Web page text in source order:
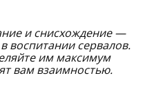
и снисхождение —
воспитании сервалов.
им максимум
вам взаимностью.